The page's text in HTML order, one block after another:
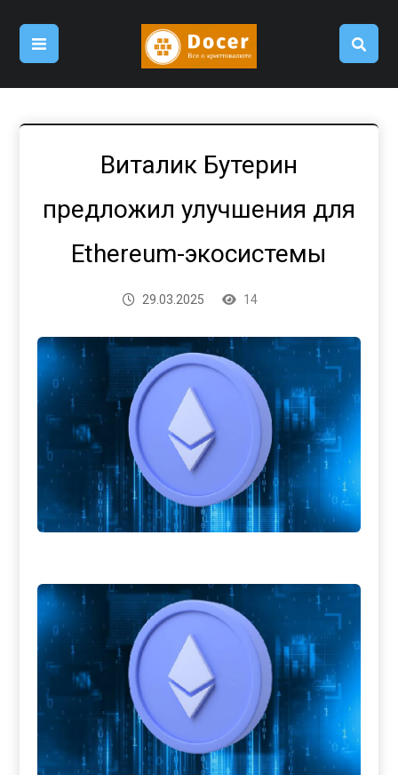
Виталик Бутерин
предложил улучшения для
Ethereum-экосистемы
29.03.2025 14